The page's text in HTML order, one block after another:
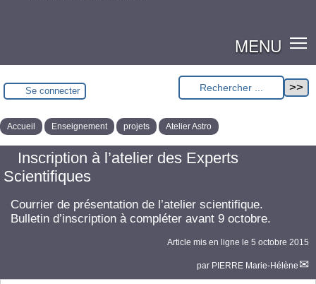
MENU
Se connecter
Accueil Enseignement projets Atelier Astro
Inscription à l’atelier des Experts
Scientifiques
Courrier de présentation de l’atelier scientifique.
Bulletin d’inscription à compléter avant 9 octobre.
Article mis en ligne le 5 octobre 2015
par PIERRE Marie-Hélène